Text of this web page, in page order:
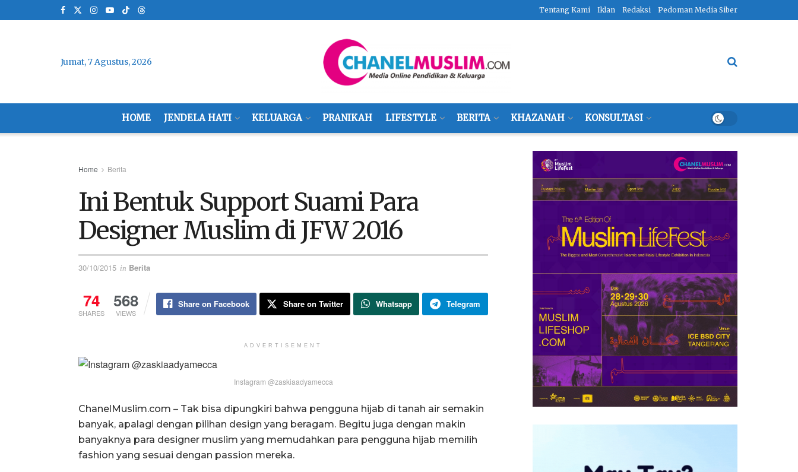
Tentang Kami Iklan Redaksi Pedoman Media Siber
Jumat, 7 Agustus, 2026
HOME JENDELA HATI KELUARGA PRANIKAH LIFESTYLE BERITA KHAZANAH KONSULTASI
Home Berita
Ini Bentuk Support Suami Para
Designer Muslim di JFW 2016
30/10/2015 in Berita
74
SHARES
568
VIEWS
Share on Facebook Share on Twitter Whatsapp Telegram
ADVERTISEMENT
Instagram @zaskiaadyamecca
ChanelMuslim.com – Tak bisa dipungkiri bahwa pengguna hijab di tanah air semakin
banyak, apalagi dengan pilihan design yang beragam. Begitu juga dengan makin
banyaknya para designer muslim yang memudahkan para pengguna hijab memilih
fashion yang sesuai dengan passion mereka.